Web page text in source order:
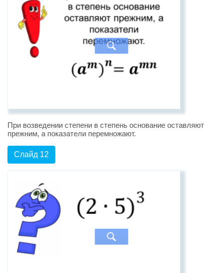
При возведении степени в степень основание оставляют
прежним, а показатели перемножают.
Слайд 12